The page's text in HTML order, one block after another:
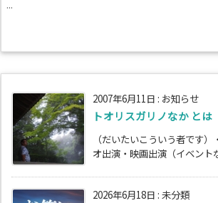
...
2007年6月11日 : お知らせ
トオリスガリノなか とは
（だいたいこういう者です
オ出演・映画出演（イベント
2026年6月18日 : 未分類